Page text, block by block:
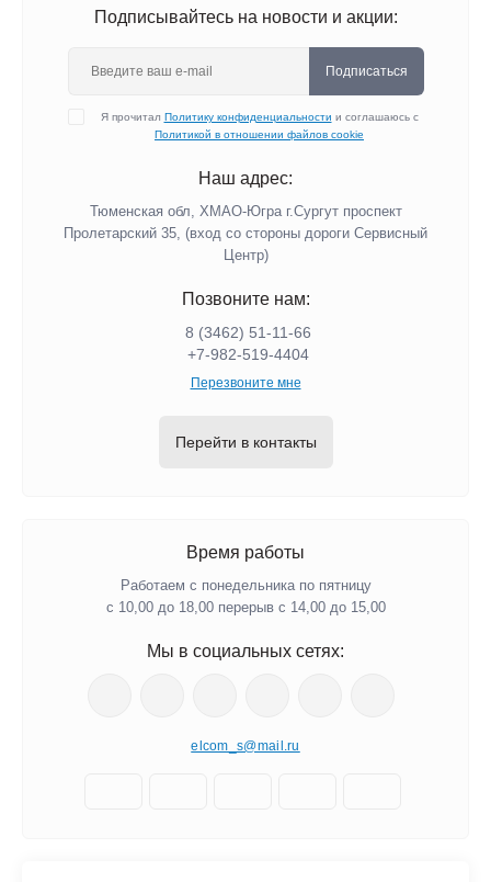
Подписывайтесь на новости и акции:
Подписаться
Я прочитал Политику конфиденциальности и соглашаюсь с
Политикой в отношении файлов cookie
Наш адрес:
Тюменская обл, ХМАО-Югра г.Сургут проспект
Пролетарский 35, (вход со стороны дороги Сервисный
Центр)
Позвоните нам:
8 (3462) 51-11-66
+7-982-519-4404
Перезвоните мне
Перейти в контакты
Время работы
Работаем с понедельника по пятницу
с 10,00 до 18,00 перерыв с 14,00 до 15,00
Мы в социальных сетях:
elcom_s@mail.ru